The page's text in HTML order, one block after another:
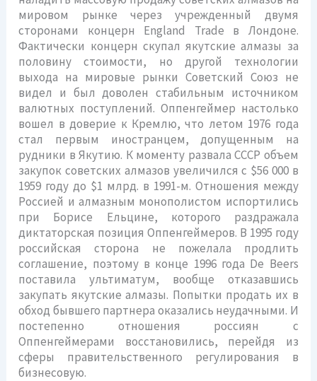
мировом рынке через учрежденный двумя
сторонами концерн England Trade в Лондоне.
Фактически концерн скупал якутские алмазы за
половину стоимости, но другой технологии
выхода на мировые рынки Советский Союз не
видел и был доволен стабильным источником
валютных поступлений. Оппенгеймер настолько
вошел в доверие к Кремлю, что летом 1976 года
стал первым иностранцем, допущенным на
рудники в Якутию. К моменту развала СССР объем
закупок советских алмазов увеличился с $56 000 в
1959 году до $1 млрд. в 1991-м. Отношения между
Россией и алмазным монополистом испортились
при Борисе Ельцине, которого раздражала
диктаторская позиция Оппенгеймеров. В 1995 году
российская сторона не пожелала продлить
соглашение, поэтому в конце 1996 года De Beers
поставила ультиматум, вообще отказавшись
закупать якутские алмазы. Попытки продать их в
обход бывшего партнера оказались неудачными. И
постепенно отношения россиян с
Оппенгеймерами восстановились, перейдя из
сферы правительственного регулирования в
бизнесовую.